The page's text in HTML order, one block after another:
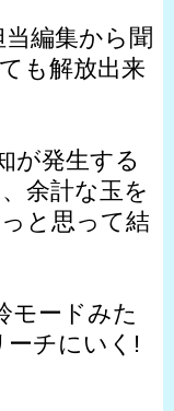
当編集から聞
も解放出来
が発生する
余計な玉を
と思って結
モードみた
ーチにいく!